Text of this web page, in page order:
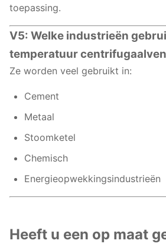
toepassing.
V5: Welke industrieën
temperatuur
Ze worden veel gebruikt in:
Cement
Metaal
Stoomketel
Chemisch
Energieopwekkingsindustrieën
Heeft u een op maat